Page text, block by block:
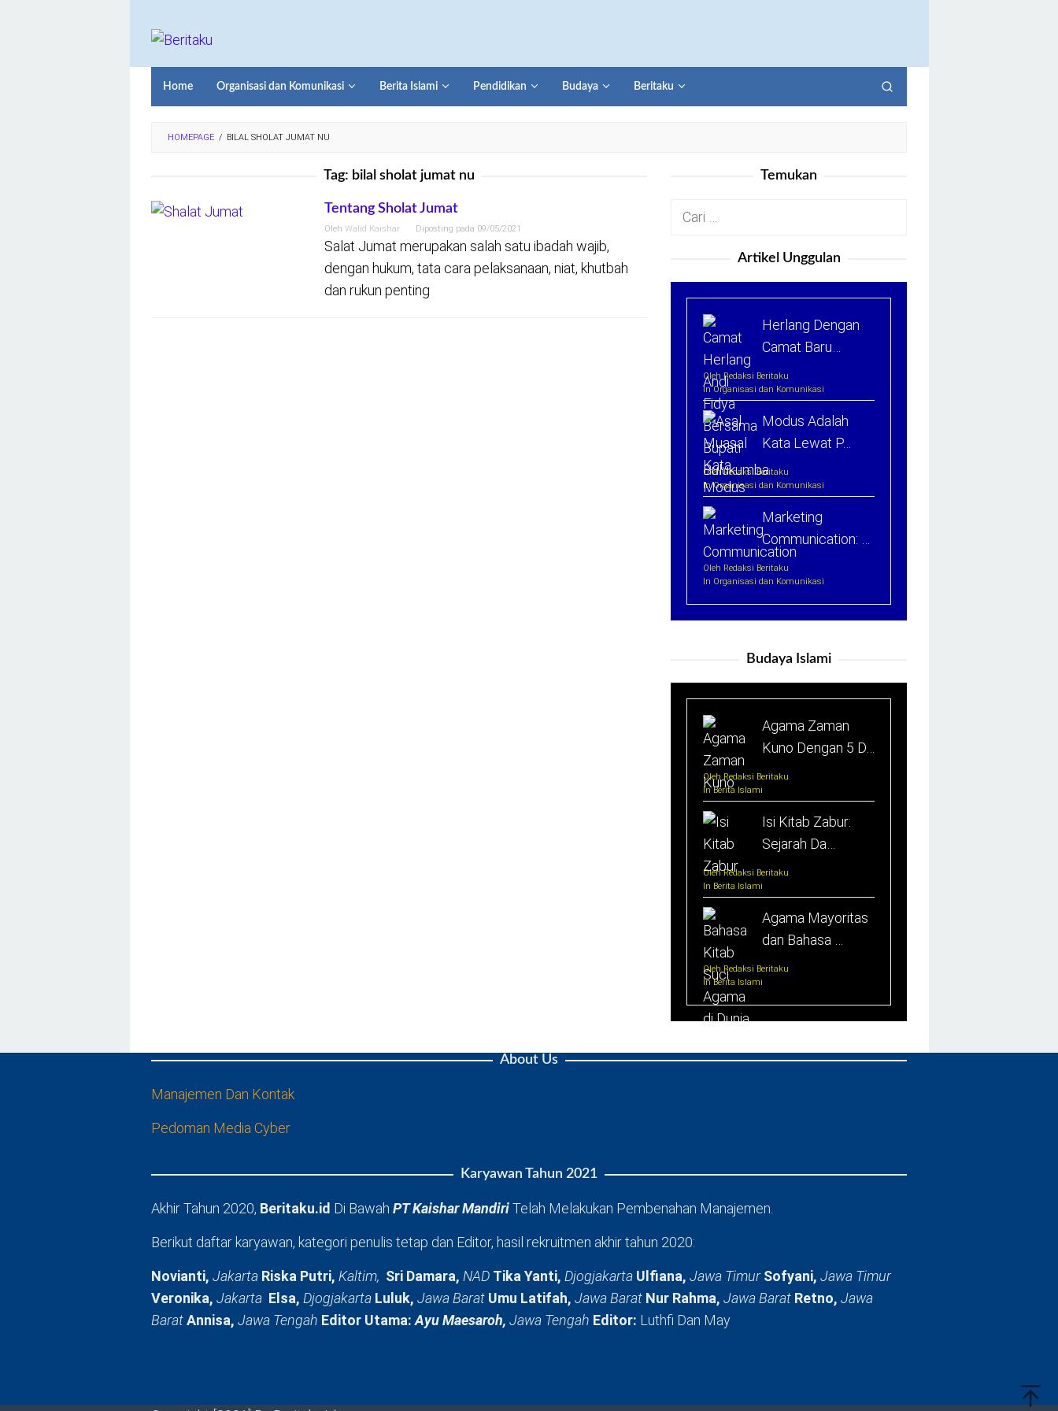
Home Organisasi dan Komunikasi Berita Islami Pendidikan Budaya Beritaku
HOMEPAGE / BILAL SHOLAT JUMAT NU
Tag: bilal sholat jumat nu
Tentang Sholat Jumat
Oleh Walid Kaishar Diposting pada 09/05/2021
Salat Jumat merupakan salah satu ibadah wajib,
dengan hukum, tata cara pelaksanaan, niat, khutbah
dan rukun penting
Temukan
Cari
Artikel Unggulan
Herlang Dengan
Camat Baru…
Oleh Redaksi Beritaku
In Organisasi dan Komunikasi
Modus Adalah
Kata Lewat P…
Oleh Redaksi Beritaku
In Organisasi dan Komunikasi
Marketing
Communication: …
Oleh Redaksi Beritaku
In Organisasi dan Komunikasi
Budaya Islami
Agama Zaman
Kuno Dengan 5 D…
Oleh Redaksi Beritaku
In Berita Islami
Isi Kitab Zabur:
Sejarah Da…
Oleh Redaksi Beritaku
In Berita Islami
Agama Mayoritas
dan Bahasa …
Oleh Redaksi Beritaku
In Berita Islami
About Us
Manajemen Dan Kontak
Pedoman Media Cyber
Karyawan Tahun 2021
Akhir Tahun 2020, Beritaku.id Di Bawah PT Kaishar MandiriTelah Melakukan Pembenahan Manajemen.
Berikut daftar karyawan, kategori penulis tetap dan Editor, hasil rekruitmen akhir tahun 2020:
Novianti, Jakarta Riska Putri, Kaltim, Sri Damara, NAD Tika Yanti, Djogjakarta Ulfiana, Jawa TimurSofyani, Jawa Timur
Veronika, Jakarta Elsa, Djogjakarta Luluk, Jawa Barat Umu Latifah, Jawa Barat Nur Rahma, Jawa Barat Retno, Jawa
BaratAnnisa, Jawa Tengah Editor Utama:Ayu Maesaroh, Jawa Tengah Editor: Luthfi Dan May